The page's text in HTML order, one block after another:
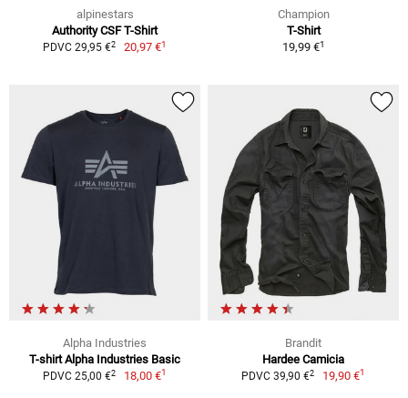
alpinestars
Authority CSF T-Shirt
PDVC 29,95 €2 20,97 €1
Champion
T-Shirt
19,99 €1
Alpha Industries
T-shirt Alpha Industries Basic
PDVC 25,00 €2 18,00 €1
Brandit
Hardee Camicia
PDVC 39,90 €2 19,90 €1